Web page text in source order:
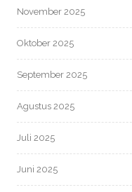
November 2025
Oktober 2025
September 2025
Agustus 2025
Juli 2025
Juni 2025